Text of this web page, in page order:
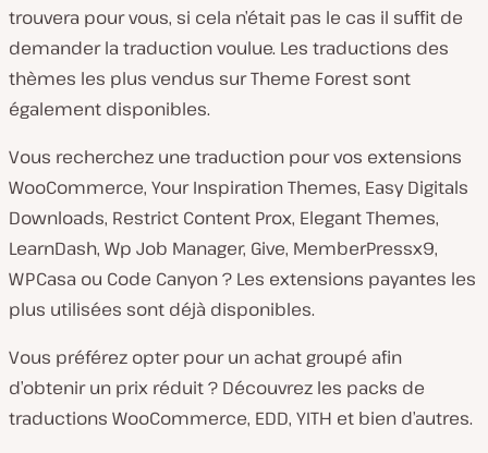
trouvera pour vous, si cela n’était pas le cas il suffit de
demander la traduction voulue. Les traductions des
thèmes les plus vendus sur Theme Forest sont
également disponibles.
Vous recherchez une traduction pour vos extensions
WooCommerce, Your Inspiration Themes, Easy Digitals
Downloads, Restrict Content Prox, Elegant Themes,
LearnDash, Wp Job Manager, Give, MemberPressx9,
WPCasa ou Code Canyon ? Les extensions payantes les
plus utilisées sont déjà disponibles.
Vous préférez opter pour un achat groupé afin
d’obtenir un prix réduit ? Découvrez les packs de
traductions WooCommerce, EDD, YITH et bien d’autres.